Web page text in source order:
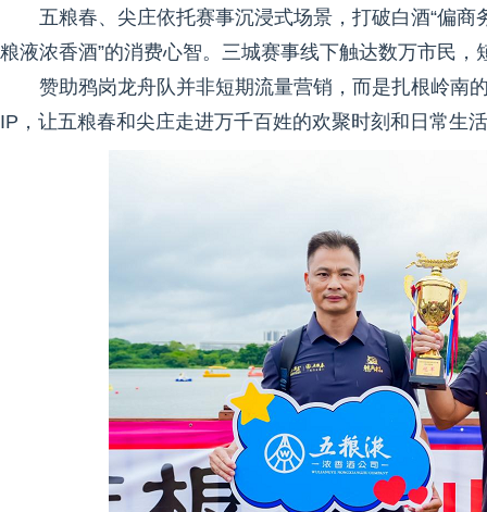
五粮春、尖庄依托赛事沉浸式场景，打破白酒“偏
粮液浓香酒”的消费心智。三城赛事线下触达数万市民
赞助鸦岗龙舟队并非短期流量营销，而是扎根岭
IP，让五粮春和尖庄走进万千百姓的欢聚时刻和日常生